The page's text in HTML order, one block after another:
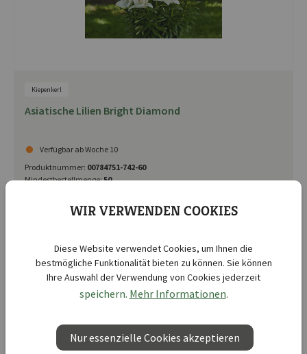
Kiepenkerl
Asiatische Lilien Bright Diamond
Verfügbar ab Woche 10
Produktnummer: 00784751-742-60
Mindestbestellmenge:50
UVP 1,10 €WIR VERWENDEN COOKIES
Diese Website verwendet Cookies, um Ihnen die
bestmögliche Funktionalität bieten zu können. Sie können
Ihre Auswahl der Verwendung von Cookies jederzeit
speichern. Mehr Informationen.
Nur essenzielle Cookies akzeptieren